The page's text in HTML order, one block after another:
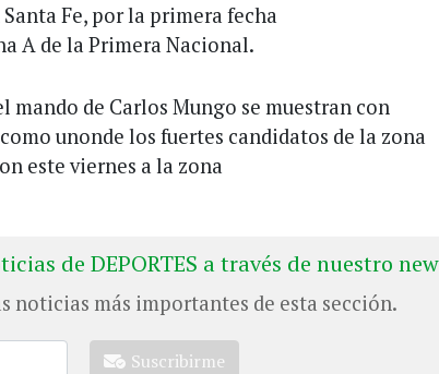
Fe, por la primera fecha
A de la Primera Nacional.
mando de Carlos Mungo se muestran con
unonde los fuertes candidatos de la zona
este viernes a la zona
de DEPORTES a través de nuestro
noticias más importantes de esta sección.
Suscribirme